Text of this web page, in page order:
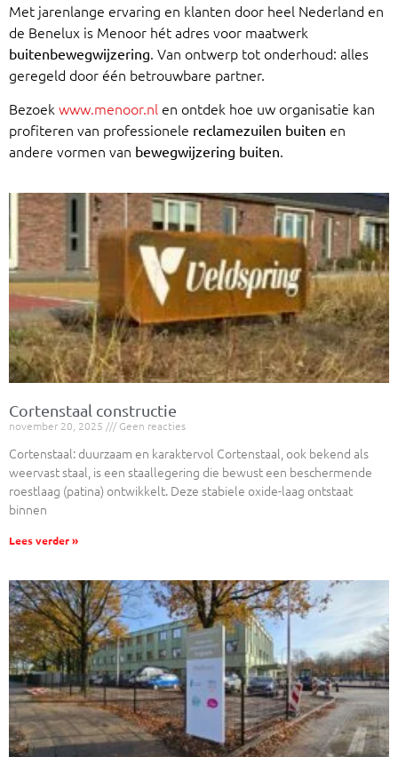
Met jarenlange ervaring en klanten door heel Nederland en
de Benelux is Menoor hét adres voor maatwerk
buitenbewegwijzering. Van ontwerp tot onderhoud: alles
geregeld door één betrouwbare partner.
Bezoekwww.menoor.nl en ontdek hoe uw organisatie kan
profiteren van professionele reclamezuilen buiten en
andere vormen van bewegwijzering buiten.
Cortenstaal constructie
november 20, 2025 Geen reacties
Cortenstaal: duurzaam en karaktervol Cortenstaal, ook bekend als
weervast staal, is een staallegering die bewust een beschermende
roestlaag (patina) ontwikkelt. Deze stabiele oxide-laag ontstaat
binnen
Lees verder »